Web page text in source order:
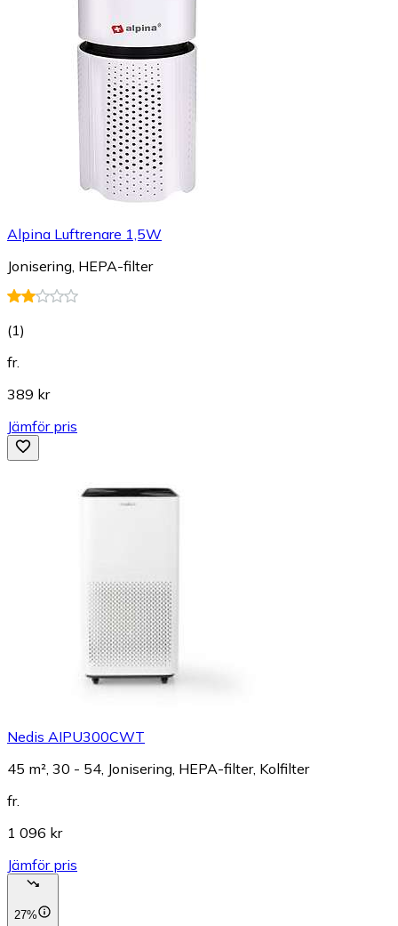
Alpina Luftrenare 1,5W
Jonisering, HEPA-filter
(1)
fr.
389 kr
Jämför pris
Nedis AIPU300CWT
45 m², 30 - 54, Jonisering, HEPA-filter, Kolfilter
fr.
1 096 kr
Jämför pris
27%